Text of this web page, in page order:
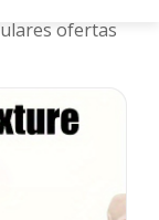
ofertas